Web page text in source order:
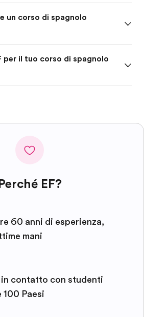
un corso di spagnolo
per il tuo corso di spagnolo
EF?
60 anni di esperienza,
mani
contatto con studenti
100 Paesi